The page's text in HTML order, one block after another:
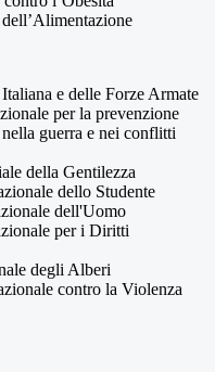
e delle Forze Armate
per la prevenzione
guerra e nei conflitti
della Gentilezza
dello Studente
dell'Uomo
per i Diritti
degli Alberi
contro la Violenza